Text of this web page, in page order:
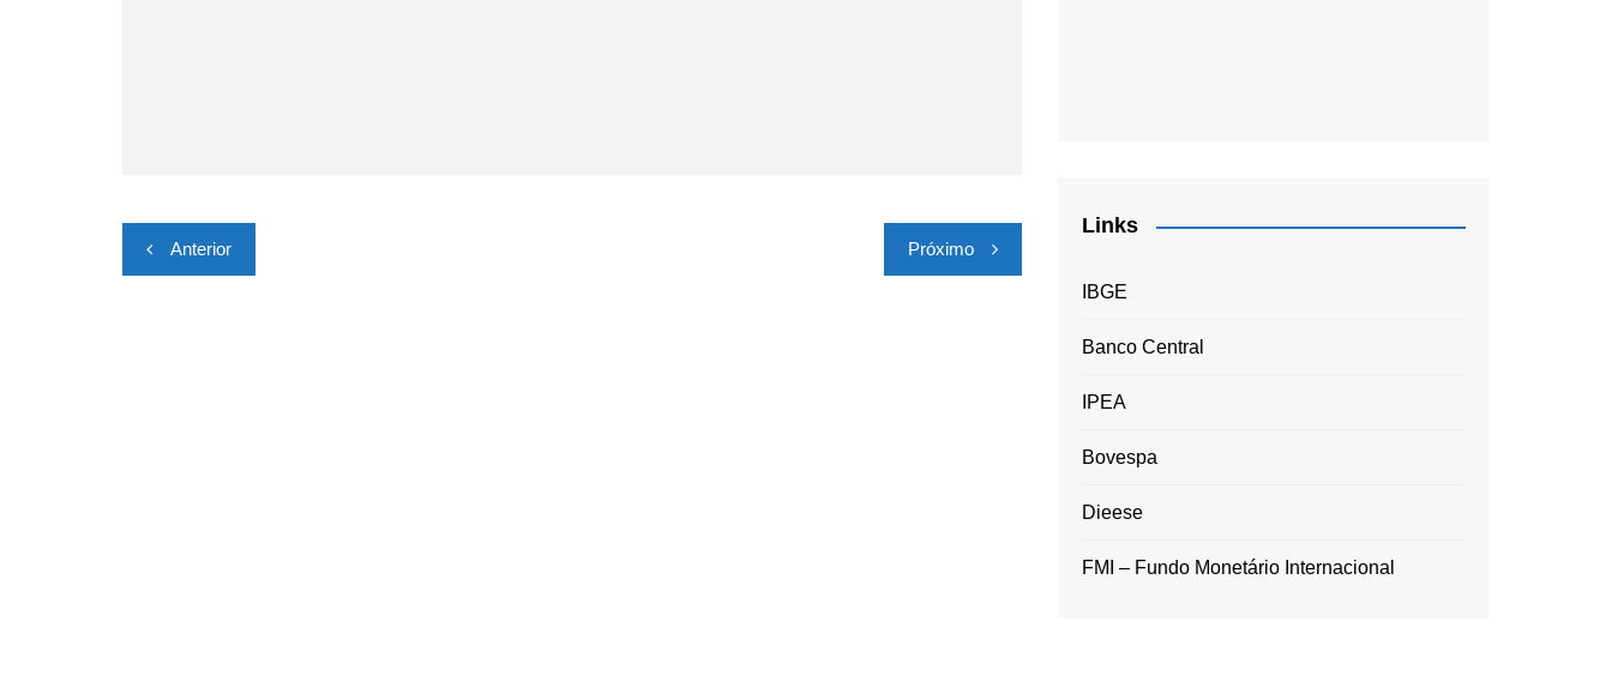
Navegação
de
Anterior Próximo
Links
IBGE
Banco Central
IPEA
Bovespa
Dieese
FMI – Fundo Monetário Internacional